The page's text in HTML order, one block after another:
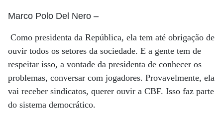
Marco Polo Del Nero –
Como presidenta da República, ela tem até obrigação de
ouvir todos os setores da sociedade. E a gente tem de
respeitar isso, a vontade da presidenta de conhecer os
problemas, conversar com jogadores. Provavelmente, ela
vai receber sindicatos, querer ouvir a CBF. Isso faz parte
do sistema democrático.